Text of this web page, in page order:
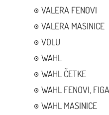
VALERA FENOVI
VALERA MASINICE
VOLU
WAHL
WAHL ČETKE
WAHL FENOVI,
WAHL MASINICE